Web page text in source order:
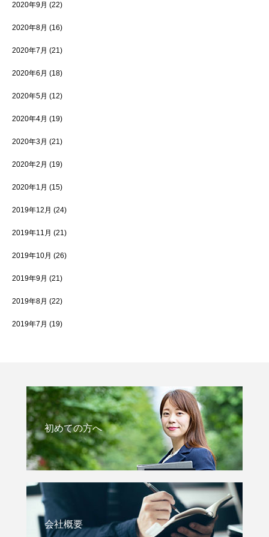
2020年9月 (22)
2020年8月 (16)
2020年7月 (21)
2020年6月 (18)
2020年5月 (12)
2020年4月 (19)
2020年3月 (21)
2020年2月 (19)
2020年1月 (15)
2019年12月 (24)
2019年11月 (21)
2019年10月 (26)
2019年9月 (21)
2019年8月 (22)
2019年7月 (19)
初めての方へ
会社概要